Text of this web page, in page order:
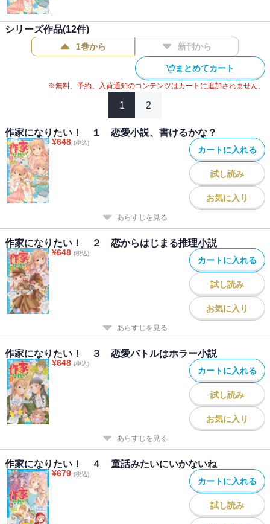
シリーズ作品(12件)
1巻から 新刊から
まとめてカート
※無料、予約、入荷通知のコンテンツはカートに追加されません。
1 2
作家になりたい！ １ 恋愛小説、書けるかな？
¥648 (税込)
カートに入れる
試し読み
お気に入り
あらすじを見る
作家になりたい！ ２ 恋からはじまる推理小説
¥648 (税込)
カートに入れる
試し読み
お気に入り
あらすじを見る
作家になりたい！ ３ 恋愛バトルはホラー小説
¥648 (税込)
カートに入れる
試し読み
お気に入り
あらすじを見る
作家になりたい！ ４ 童話みたいにいかないね
¥679 (税込)
カートに入れる
試し読み